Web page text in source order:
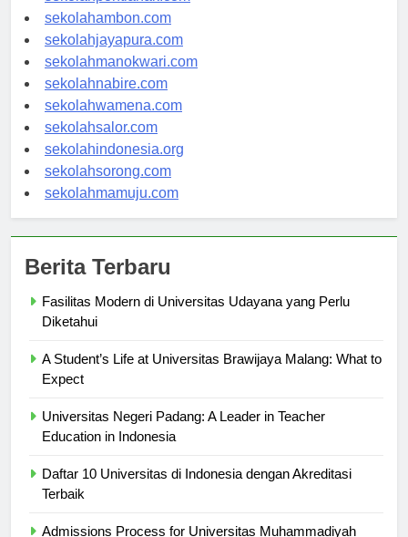
sekolahpontianak.com
sekolahambon.com
sekolahjayapura.com
sekolahmanokwari.com
sekolahnabire.com
sekolahwamena.com
sekolahsalor.com
sekolahindonesia.org
sekolahsorong.com
Fasilitas Modern di Universitas Udayana yang Perlu
A Student’s Life at Universitas Brawijaya Malang: What to
Universitas Negeri Padang: A Leader in Teacher
Daftar 10 Universitas di Indonesia dengan Akreditasi